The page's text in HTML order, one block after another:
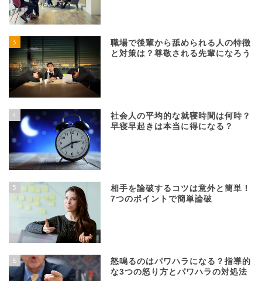
3
職場で後輩から舐められる人の特徴
と対策は？尊敬される先輩になろう
4
社会人の平均的な就寝時間は何時？
早寝早起きは本当に得になる？
5
相手を論破するコツは意外と簡単！
7つのポイントで簡単論破
6
怒鳴るのはパワハラになる？指導的
な3つの怒り方とパワハラの対処法